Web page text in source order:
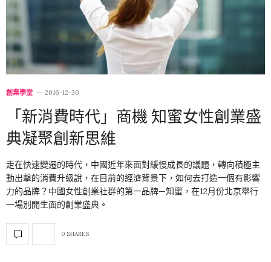
創業學堂 2016-12-30
「新消費時代」商機 知蜜女性創業盛
典凝聚創新思維
走在快速變遷的時代，中國近年來面對緩慢成長的議題，轉向積極主
動出擊的消費升級說，在目前的經濟背景下，如何去打造一個有影響
力的品牌？中國女性創業社群的第一品牌—知蜜，在12月份北京舉行
一場別開生面的創業盛典。
0 SHARES